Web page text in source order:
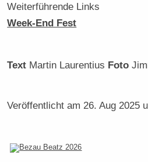
Weiterführende Links
Week-End Fest
Text Martin Laurentius Foto
Veröffentlicht am 26. Aug 2025